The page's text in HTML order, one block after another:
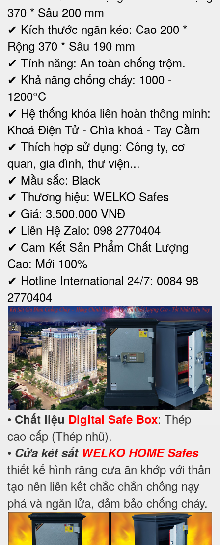
370 * Sâu 200 mm
✔ Kích thước ngăn kéo: Cao 200 *
Rộng 370 * Sâu 190 mm
✔ Tính năng: An toàn chống trộm.
✔ Khả năng chống cháy: 1000 -
1200°C
✔ Hệ thống khóa liên hoàn thông minh:
Khoá Điện Tử - Chìa khoá - Tay Cầm
✔ Thích hợp sử dụng: Công ty, cơ
quan, gia đình, thư viện...
✔ Mầu sắc: Black
✔ Thương hiệu: WELKO Safes
✔ Giá: 3.500.000 VNĐ
✔ Liên Hệ Zalo: 098 2770404
✔ Cam Kết Sản Phẩm Chất Lượng
Cao: Mới 100%
✔ Hotline International 24/7: 0084 98
2770404
• Chất liệu Digital Safe Box: Thép
cao cấp (Thép nhũ).
• Cửa két sắt WELKO HOME Safes
thiết kế hình răng cưa ăn khớp với thân
tạo nên liên kết chắc chắn chống nạy
phá và ngăn lửa, đảm bảo chống cháy.